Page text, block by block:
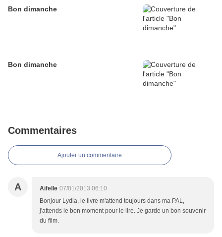
Bon dimanche
Bon dimanche
Commentaires
Ajouter un commentaire
A Aifelle 07/01/2013 06:10
Bonjour Lydia, le livre m'attend toujours dans ma PAL,
j'attends le bon moment pour le lire. Je garde un bon souvenir
du film.